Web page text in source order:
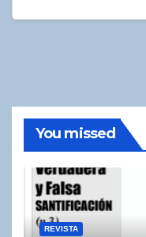
You missed
REVISTA